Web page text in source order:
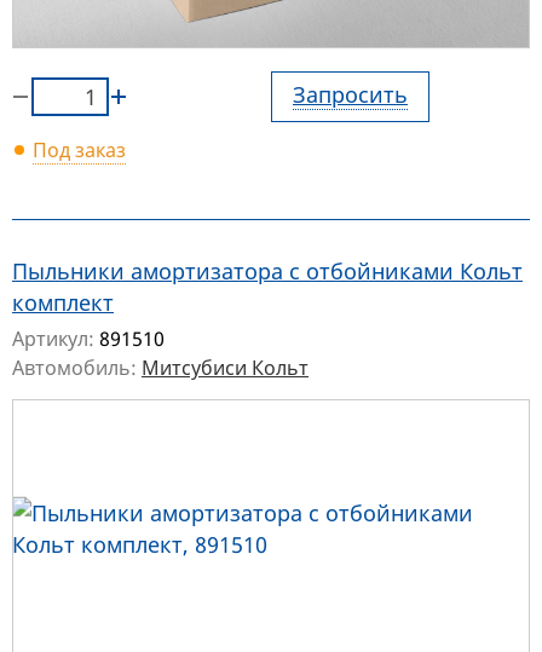
Запросить
Под заказ
Пыльники амортизатора с отбойниками Кольт
комплект
Артикул: 891510
Автомобиль: Митсубиси Кольт